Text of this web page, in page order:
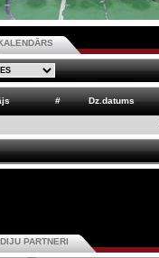
# Dz.datums
PARTNERI